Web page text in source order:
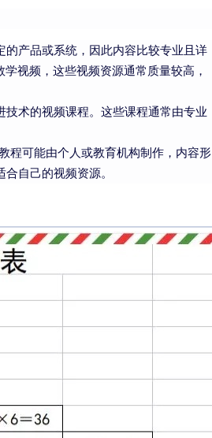
的产品或系统，因此内容比较专业且详
视频，这些视频资源通常质量较高，
技术的视频课程。这些课程通常由专业
程可能由个人或教育机构制作，内容形
自己的视频资源。